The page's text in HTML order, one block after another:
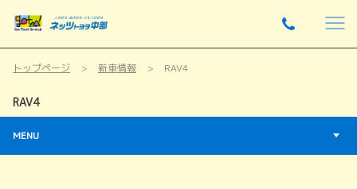
トップページ 新車情報 RAV4
RAV4
MENU